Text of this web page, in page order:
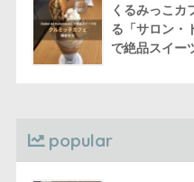
くるみっこカ
る「サロン・
で絶品スイー
popular